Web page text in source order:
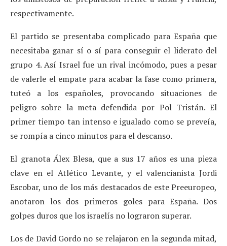
respectivamente.
El partido se presentaba complicado para España que
necesitaba ganar sí o sí para conseguir el liderato del
grupo 4. Así Israel fue un rival incómodo, pues a pesar
de valerle el empate para acabar la fase como primera,
tuteó a los españoles, provocando situaciones de
peligro sobre la meta defendida por Pol Tristán. El
primer tiempo tan intenso e igualado como se preveía,
se rompía a cinco minutos para el descanso.
El granota Álex Blesa, que a sus 17 años es una pieza
clave en el Atlético Levante, y el valencianista Jordi
Escobar, uno de los más destacados de este Preeuropeo,
anotaron los dos primeros goles para España. Dos
golpes duros que los israelís no lograron superar.
Los de David Gordo no se relajaron en la segunda mitad,